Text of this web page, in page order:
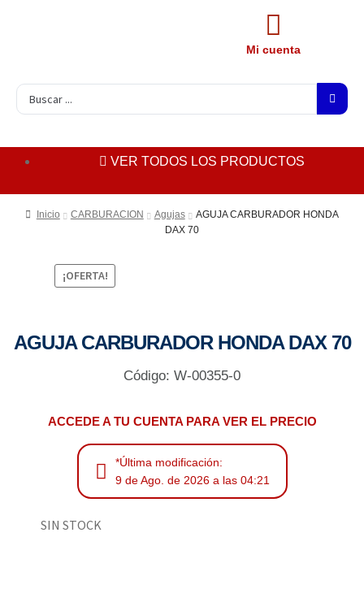
Mi cuenta
VER TODOS LOS PRODUCTOS
Inicio CARBURACION Agujas
AGUJA CARBURADOR HONDA
DAX 70
¡OFERTA!
AGUJA CARBURADOR HONDA DAX 70
Código: W-00355-0
ACCEDE A TU CUENTA PARA VER EL PRECIO
*Última modificación:
9 de Ago. de 2026 a las 04:21
SIN STOCK